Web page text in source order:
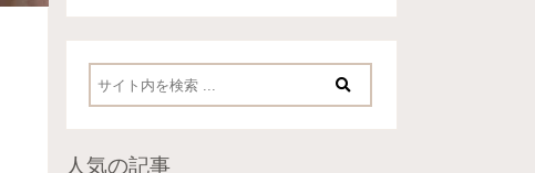
人気の記事